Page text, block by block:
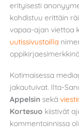
erityisesti
kohdistuu erittäin
vapaa-ajan viettoa
uutissivustoilla
Kotimaisessa
jakautuivat. Ilta-
Appelsin sekä
Kortesuo kiistivät
kommentoinnissa